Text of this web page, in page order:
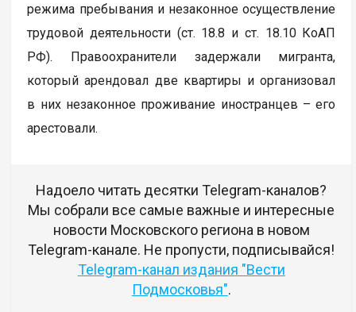
режима пребывания и незаконное осуществление
трудовой деятельности (ст. 18.8 и ст. 18.10 КоАП
РФ). Правоохранители задержали мигранта,
который арендовал две квартиры и организовал
в них незаконное проживание иностранцев – его
арестовали.
Надоело читать десятки Telegram-каналов?
Мы собрали все самые важные и интересные
новости Московского региона в новом
Telegram-канале. Не пропусти, подписывайся!
Telegram-канал издания "Вести
Подмосковья".